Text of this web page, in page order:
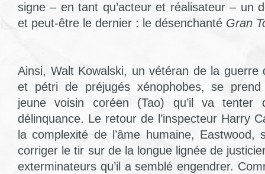
signe – en tant qu’acteur et réalisateur – un
et peut-être le dernier : le désenchanté Gran
Ainsi, Walt Kowalski, un vétéran de la guerre
et pétri de préjugés xénophobes, se prend
jeune voisin coréen (Tao) qu’il va tenter
délinquance. Le retour de l’inspecteur Harry
la complexité de l’âme humaine, Eastwood,
corriger le tir sur de la longue lignée de
exterminateurs qu’il a semblé engendrer.